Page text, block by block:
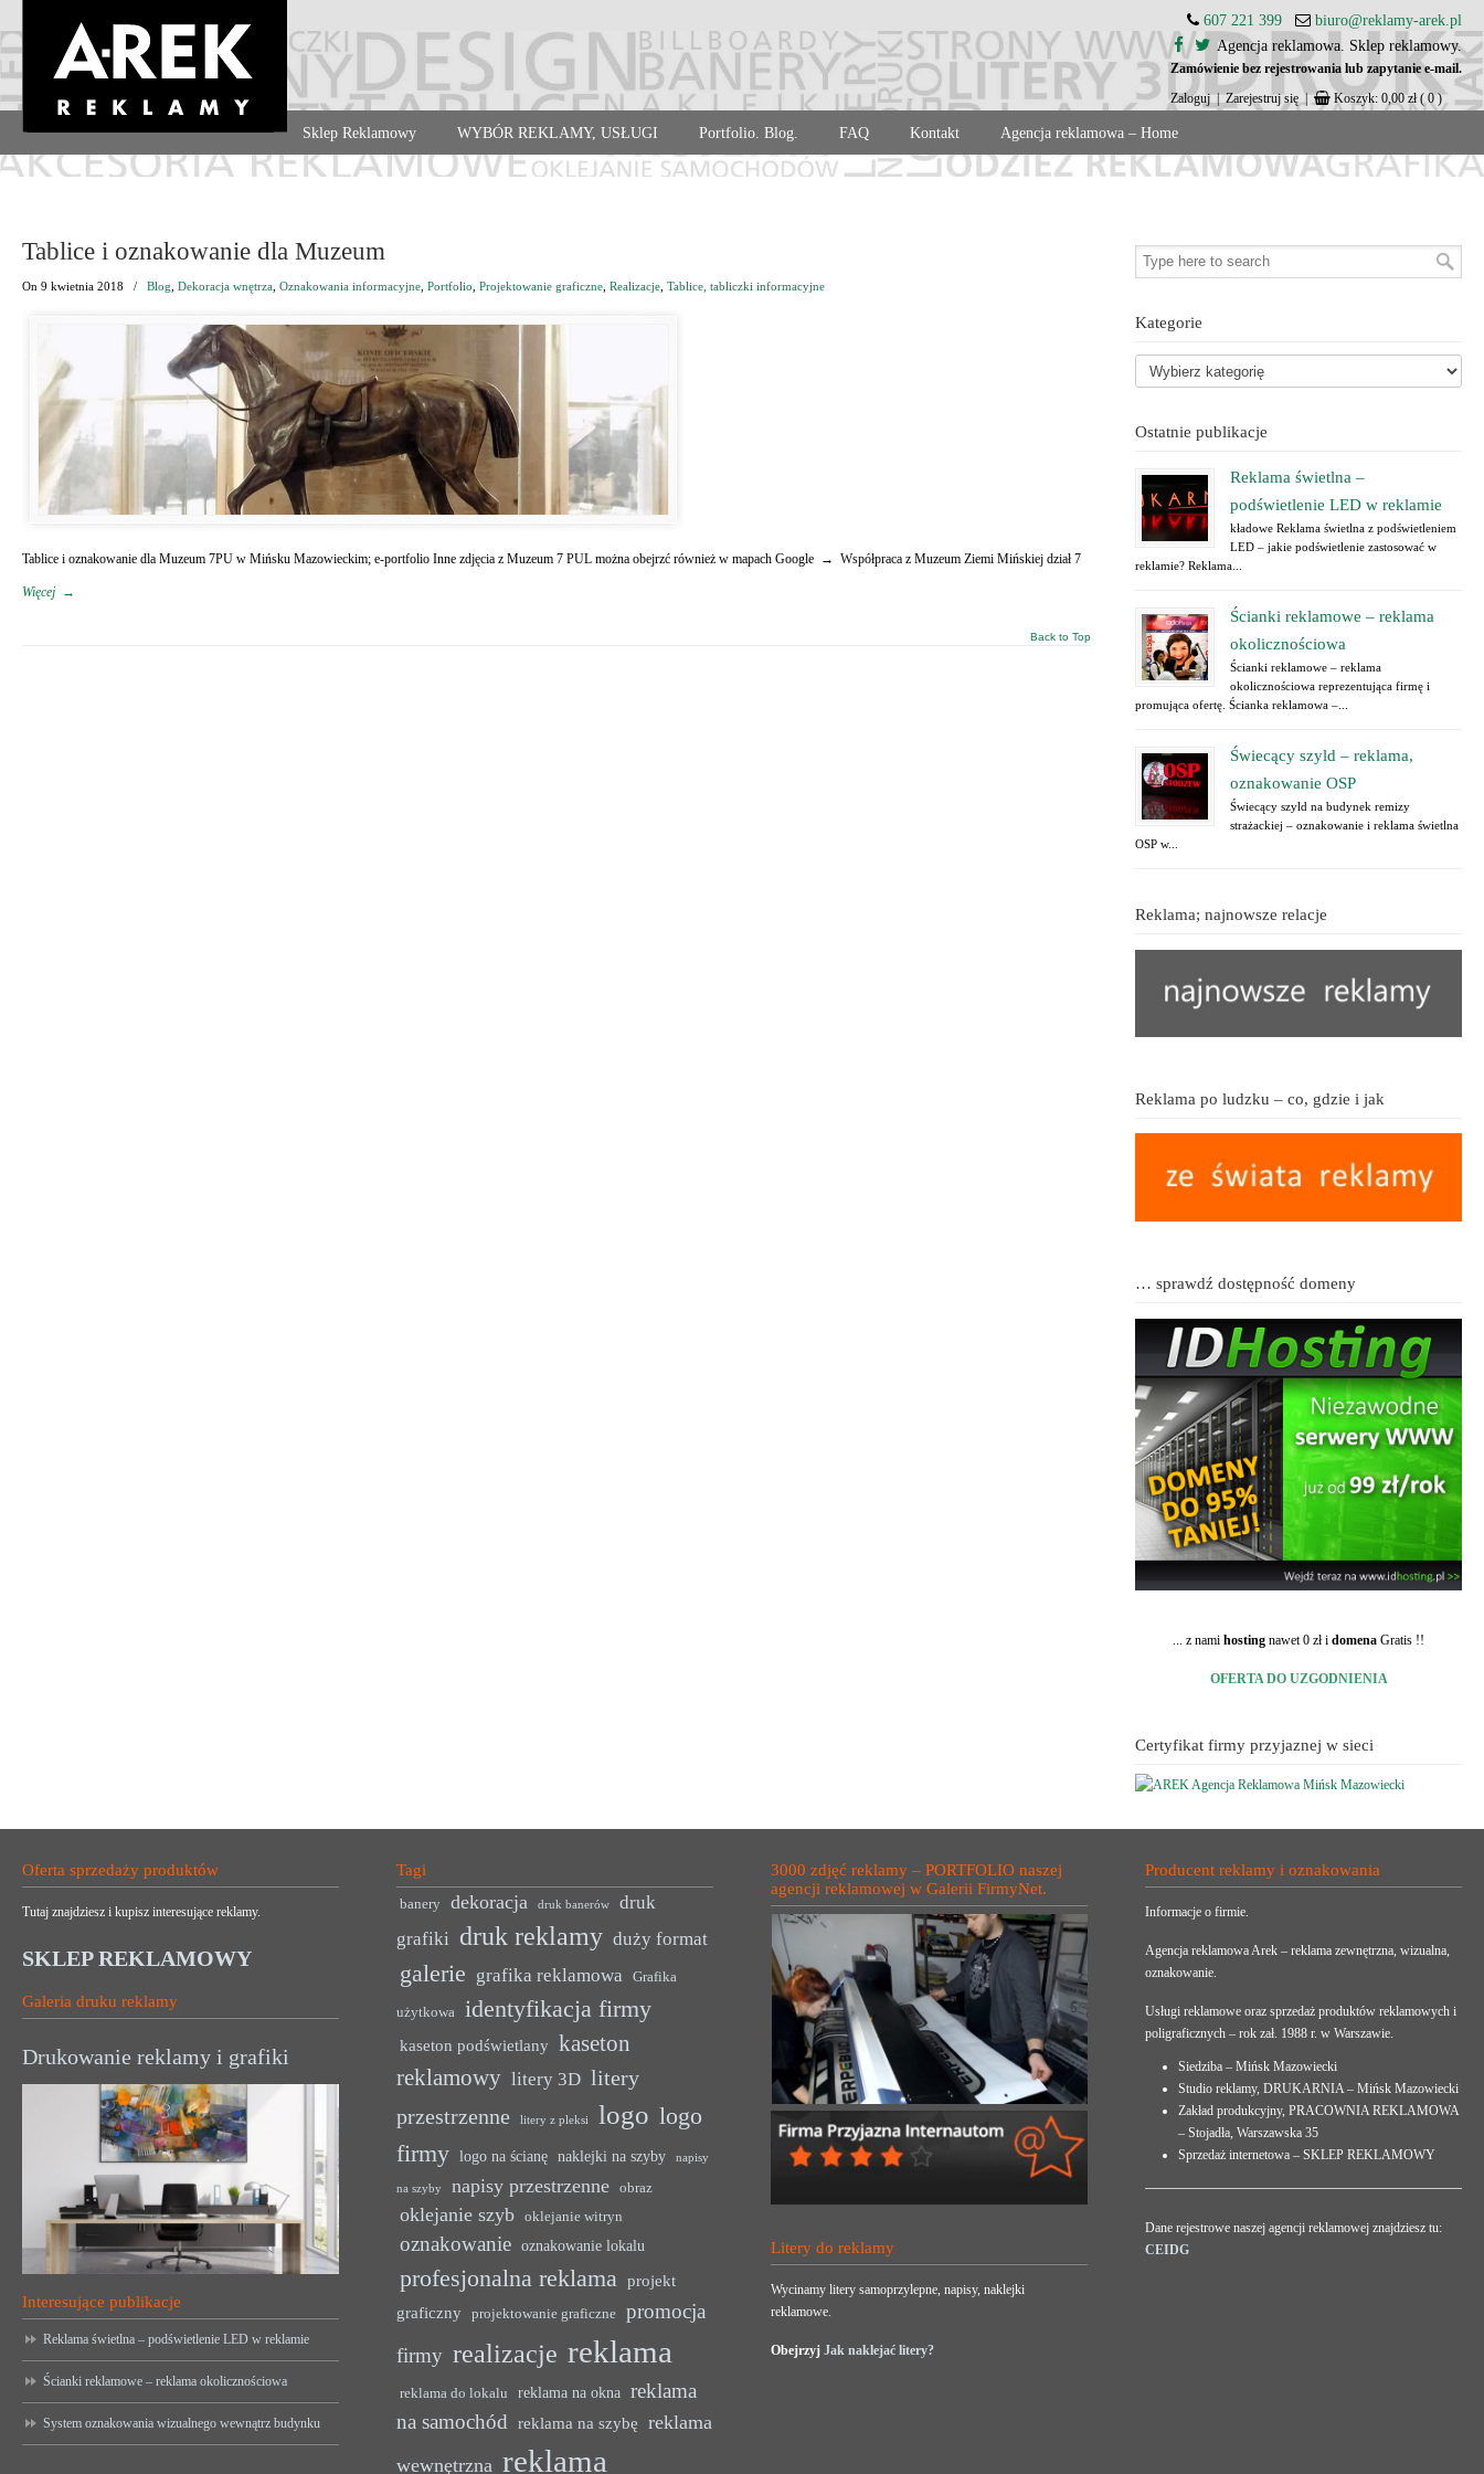
Agencja reklamowa. Reklama – usługi, druk
607 221 399
biuro@reklamy-arek.pl
Agencja reklamowa. Sklep reklamowy.
Zamówienie bez rejestrowania lub zapytanie e-mail.
Zaloguj | Zarejestruj się | Koszyk: 0,00zł ( 0 )
Sklep Reklamowy WYBÓR REKLAMY, USŁUGI Portfolio. Blog. FAQ Kontakt Agencja reklamowa – Home
Tablice i oznakowanie dla Muzeum
On 9 kwietnia 2018 / Blog Dekoracja wnętrza Oznakowania informacyjne Portfolio Projektowanie graficzne Realizacje Tablice, tabliczki informacyjne
Tablice i oznakowanie dla Muzeum 7PU w Mińsku Mazowieckim; e-portfolio Inne zdjęcia z Muzeum 7 PUL można obejrzć również w mapach Google → Współpraca z Muzeum Ziemi Mińskiej dział 7
Więcej →
Back to Top
Kategorie
Ostatnie publikacje
Reklama świetlna –
podświetlenie LED w reklamie
kładowe Reklama świetlna z podświetleniem
LED – jakie podświetlenie zastosować w
reklamie? Reklama...
Ścianki reklamowe – reklama
okolicznościowa
Ścianki reklamowe – reklama
okolicznościowa reprezentująca firmę i
promująca ofertę. Ścianka reklamowa –...
Świecący szyld – reklama,
oznakowanie OSP
Świecący szyld na budynek remizy
strażackiej – oznakowanie i reklama świetlna
OSP w...
Reklama; najnowsze relacje
Reklama po ludzku – co, gdzie i jak
… sprawdź dostępność domeny
... z nami hosting nawet 0 zł i domena Gratis !!
OFERTA DO UZGODNIENIA
Certyfikat firmy przyjaznej w sieci
Oferta sprzedaży produktów
Tutaj znajdziesz i kupisz interesujące reklamy.
SKLEP REKLAMOWY
Galeria druku reklamy
Drukowanie reklamy i grafiki
Interesujące publikacje
Reklama świetlna – podświetlenie LED w reklamie
Ścianki reklamowe – reklama okolicznościowa
System oznakowania wizualnego wewnątrz budynku
Tagi
banery dekoracja druk banerów
druk
grafiki druk reklamy duży format
galerie grafika reklamowa Grafika
użytkowa identyfikacja firmy
kaseton podświetlany kaseton
reklamowy litery 3D litery
przestrzenne
litery z pleksi logo logo
firmy
logo na ścianę naklejki na szyby napisy
na szyby napisy przestrzenne obraz
oklejanie szyb oklejanie witryn
oznakowanie oznakowanie lokalu
profesjonalna reklama projekt
graficzny
projektowanie graficzne
promocja
firmy realizacje reklama
reklama do lokalu reklama na okna
reklama
na samochód reklama na szybę reklama
wewnętrzna reklama
3000 zdjęć reklamy – PORTFOLIO naszej
agencji reklamowej w Galerii FirmyNet.
Litery do reklamy
Wycinamy litery samoprzylepne, napisy, naklejki
reklamowe.
ObejrzyjJak naklejać litery?
Producent reklamy i oznakowania
Informacje o firmie.
Agencja reklamowa Arek – reklama zewnętrzna, wizualna,
oznakowanie.
Usługi reklamowe oraz sprzedaż produktów reklamowych i
poligraficznych – rok zał. 1988 r. w Warszawie.
Siedziba – Mińsk Mazowiecki
Studio reklamy, DRUKARNIA – Mińsk Mazowiecki
Zakład produkcyjny, PRACOWNIA REKLAMOWA
– Stojadła, Warszawska 35
Sprzedaż internetowa – SKLEP REKLAMOWY
Dane rejestrowe naszej agencji reklamowej znajdziesz tu:
CEIDG